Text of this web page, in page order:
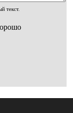
текст.